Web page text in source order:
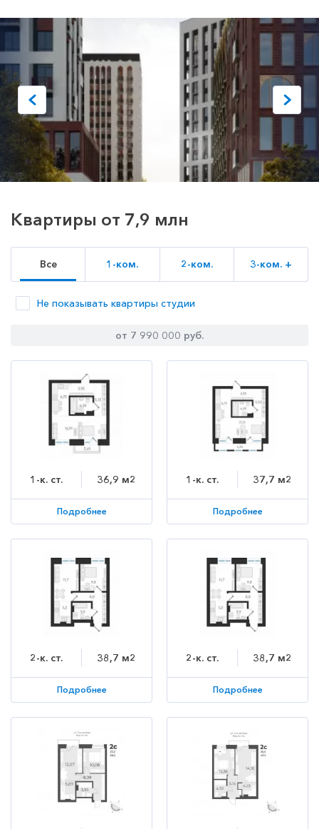
Квартиры от 7,9 млн
Все 1-ком. 2-ком. 3-ком. +
Не показывать квартиры студии
от 7 990 000 руб.
1-к. ст. 36,9 м2
Подробнее
1-к. ст. 37,7 м2
Подробнее
2-к. ст. 38,7 м2
Подробнее
2-к. ст. 38,7 м2
Подробнее